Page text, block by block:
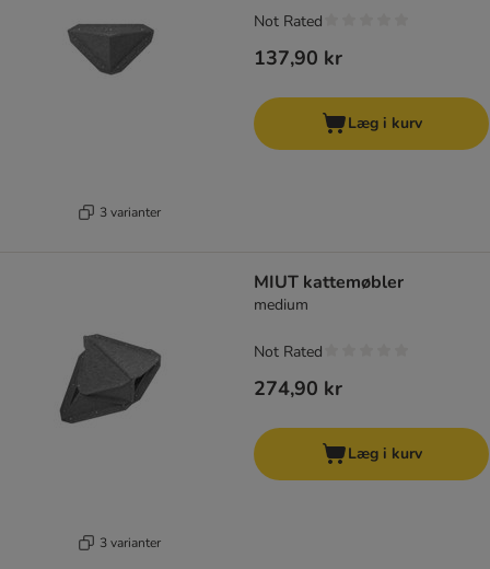
3 varianter
137,90 kr
Not Rated
Læg i kurv
3 varianter
MIUT kattemøbler
medium
274,90 kr
Not Rated
Læg i kurv